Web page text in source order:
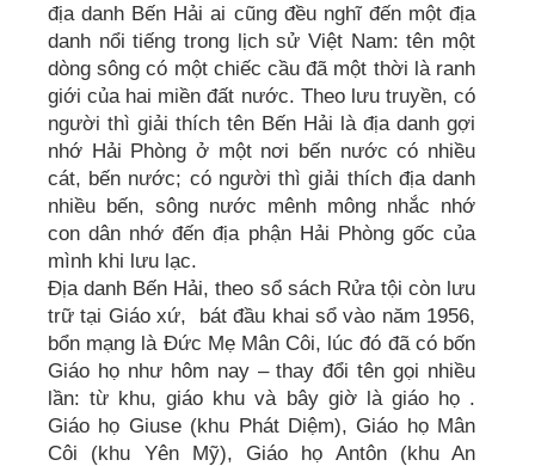
địa danh Bến Hải ai cũng đều nghĩ đến một địa
danh nổi tiếng trong lịch sử Việt Nam: tên một
dòng sông có một chiếc cầu đã một thời là ranh
giới của hai miền đất nước. Theo lưu truyền, có
người thì giải thích tên Bến Hải là địa danh gợi
nhớ Hải Phòng ở một nơi bến nước có nhiều
cát, bến nước; có người thì giải thích địa danh
nhiều bến, sông nước mênh mông nhắc nhớ
con dân nhớ đến địa phận Hải Phòng gốc của
mình khi lưu lạc.
Địa danh Bến Hải, theo sổ sách Rửa tội còn lưu
trữ tại Giáo xứ, bát đầu khai sổ vào năm 1956,
bổn mạng là Đức Mẹ Mân Côi, lúc đó đã có bốn
Giáo họ như hôm nay – thay đổi tên gọi nhiều
lần: từ khu, giáo khu và bây giờ là giáo họ .
Giáo họ Giuse (khu Phát Diệm), Giáo họ Mân
Côi (khu Yên Mỹ), Giáo họ Antôn (khu An